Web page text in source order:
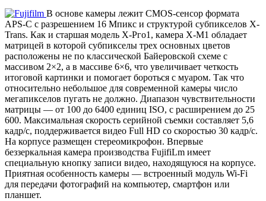
В основе камеры лежит CMOS-сенсор формата
APS-C с разрешением 16 Мпикс и структурой субпикселов Х-
Trans. Как и старшая модель Х-Рго1, камера Х-М1 обладает
матрицей в которой субпикселы трех основных цветов
расположены не по классической Байеровской схеме с
массивом 2×2, а в массиве 6×6, что увеличивает четкость
итоговой картинки и помогает бороться с муаром. Так что
относительно небольшое для современной камеры число
мегапикселов пугать не должно. Диапазон чувствительности
матрицы — от 100 до 6400 единиц ISO, с расширением до 25
600. Максимальная скорость серийной съемки составляет 5,6
кадр/с, поддерживается видео Full HD со скоростью 30 кадр/с.
На корпусе размещен стереомикрофон. Впервые
беззеркальная камера производства FujifiLm имеет
специальную кнопку записи видео, находящуюся на корпусе.
Приятная особенность камеры — встроенный модуль Wi-Fi
для передачи фотографий на компьютер, смартфон или
планшет.